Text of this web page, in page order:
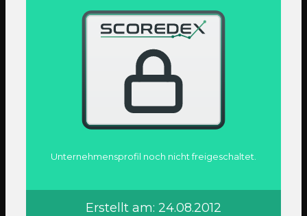
Unternehmens­profil noch nicht freigeschaltet.
Erstellt am: 24.08.2012